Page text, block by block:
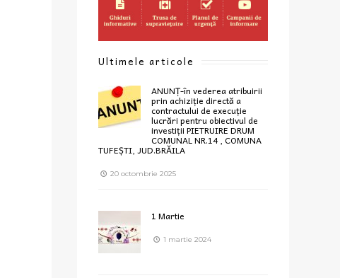
Ultimele articole
ANUNȚ-în vederea atribuirii
prin achiziție directă a
contractului de execuție
lucrări pentru obiectivul de
investiții PIETRUIRE DRUM
COMUNAL NR.14 , COMUNA
TUFEȘTI, JUD.BRĂILA
20 octombrie 2025
1 Martie
1 martie 2024